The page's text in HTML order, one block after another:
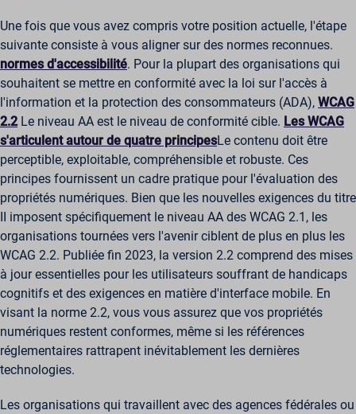
Une fois que vous avez compris votre position actuelle, l'étape
suivante consiste à vous aligner sur des normes reconnues.
normes d'accessibilité. Pour la plupart des organisations qui
souhaitent se mettre en conformité avec la loi sur l'accès à
l'information et la protection des consommateurs (ADA), WCAG
2.2Le niveau AA est le niveau de conformité cible. Les WCAG
s'articulent autour de quatre principesLe contenu doit être
perceptible, exploitable, compréhensible et robuste. Ces
principes fournissent un cadre pratique pour l'évaluation des
propriétés numériques. Bien que les nouvelles exigences du titre
II imposent spécifiquement le niveau AA des WCAG 2.1, les
organisations tournées vers l'avenir ciblent de plus en plus les
WCAG 2.2. Publiée fin 2023, la version 2.2 comprend des mises
à jour essentielles pour les utilisateurs souffrant de handicaps
cognitifs et des exigences en matière d'interface mobile. En
visant la norme 2.2, vous vous assurez que vos propriétés
numériques restent conformes, même si les références
réglementaires rattrapent inévitablement les dernières
technologies.
Les organisations qui travaillent avec des agences fédérales ou